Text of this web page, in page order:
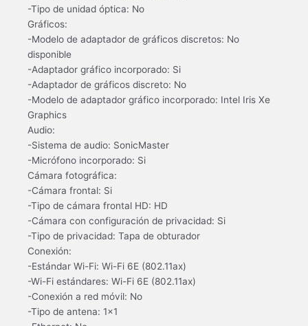
-Tipo de unidad óptica: No
Gráficos:
-Modelo de adaptador de gráficos discretos: No
disponible
-Adaptador gráfico incorporado: Si
-Adaptador de gráficos discreto: No
-Modelo de adaptador gráfico incorporado: Intel Iris Xe
Graphics
Audio:
-Sistema de audio: SonicMaster
-Micrófono incorporado: Si
Cámara fotográfica:
-Cámara frontal: Si
-Tipo de cámara frontal HD: HD
-Cámara con configuración de privacidad: Si
-Tipo de privacidad: Tapa de obturador
Conexión:
-Estándar Wi-Fi: Wi-Fi 6E (802.11ax)
-Wi-Fi estándares: Wi-Fi 6E (802.11ax)
-Conexión a red móvil: No
-Tipo de antena: 1×1